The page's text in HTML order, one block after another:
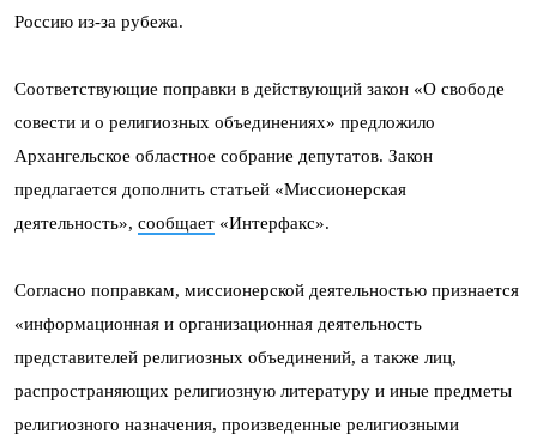
Россию из-за рубежа.
Соответствующие поправки в действующий закон «О свободе
совести и о религиозных объединениях» предложило
Архангельское областное собрание депутатов. Закон
предлагается дополнить статьей «Миссионерская
деятельность», сообщает «Интерфакс».
Согласно поправкам, миссионерской деятельностью признается
«информационная и организационная деятельность
представителей религиозных объединений, а также лиц,
распространяющих религиозную литературу и иные предметы
религиозного назначения, произведенные религиозными